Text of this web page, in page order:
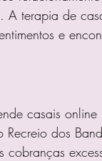
terapia de
e
casais online
dos